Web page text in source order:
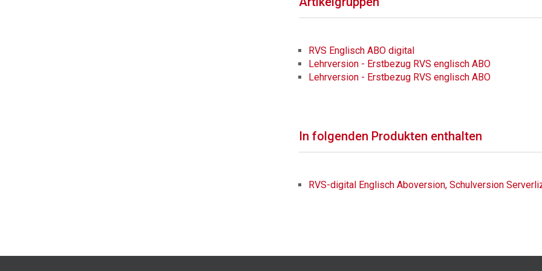
RVS Englisch ABO digital
Lehrversion - Erstbezug RVS englisch ABO
Lehrversion - Erstbezug RVS englisch ABO
In folgenden Produkten enthalten
RVS-digital Englisch Aboversion, Schulversion